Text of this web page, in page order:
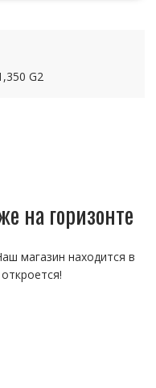
G2
на горизонте
магазин находится в